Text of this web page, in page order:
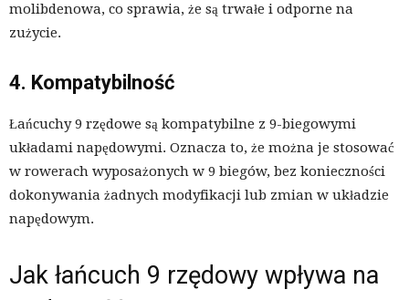
molibdenowa, co sprawia, że są trwałe i odporne na
zużycie.
4. Kompatybilność
Łańcuchy 9 rzędowe są kompatybilne z 9-biegowymi
układami napędowymi. Oznacza to, że można je stosować
w rowerach wyposażonych w 9 biegów, bez konieczności
dokonywania żadnych modyfikacji lub zmian w układzie
napędowym.
Jak łańcuch 9 rzędowy wpływa na